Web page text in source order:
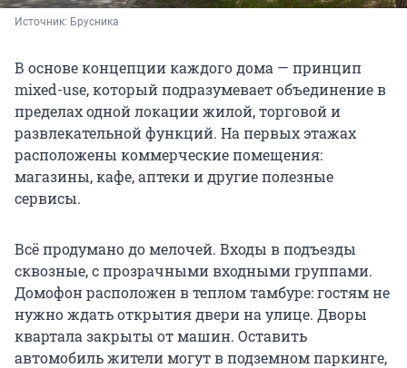
Источник: Брусника
В основе концепции каждого дома — принцип
mixed-use, который подразумевает объединение в
пределах одной локации жилой, торговой и
развлекательной функций. На первых этажах
расположены коммерческие помещения:
магазины, кафе, аптеки и другие полезные
сервисы.
Всё продумано до мелочей. Входы в подъезды
сквозные, с прозрачными входными группами.
Домофон расположен в теплом тамбуре: гостям не
нужно ждать открытия двери на улице. Дворы
квартала закрыты от машин. Оставить
автомобиль жители могут в подземном паркинге,